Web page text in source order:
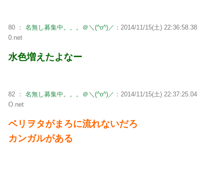
80 ： 名無し募集中。。。＠＼(^o^)／ ：2014/11/15(土) 22:36:58.38
0.net
水色増えたよなー
82 ： 名無し募集中。。。＠＼(^o^)／ ：2014/11/15(土) 22:37:25.04
O.net
ベリヲタがまろに流れないだろ
カンガルがある